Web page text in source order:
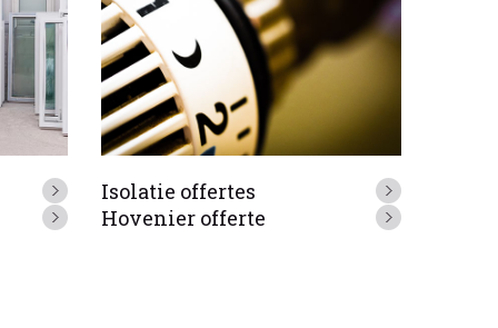
Isolatie offertes
Hovenier offerte